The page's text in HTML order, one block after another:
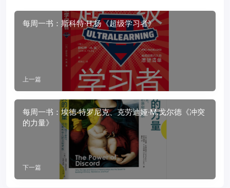
每周一书：斯科特·H.扬《超级学习者》
上一篇
每周一书：埃德·特罗尼克、克劳迪娅·M.戈尔德《冲突
的力量》
下一篇